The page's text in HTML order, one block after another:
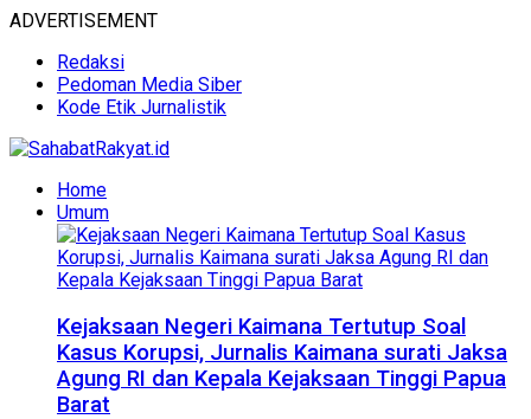
ADVERTISEMENT
Redaksi
Pedoman Media Siber
Kode Etik Jurnalistik
Home
Umum
Kejaksaan Negeri Kaimana Tertutup Soal
Kasus Korupsi, Jurnalis Kaimana surati Jaksa
Agung RI dan Kepala Kejaksaan Tinggi Papua
Barat